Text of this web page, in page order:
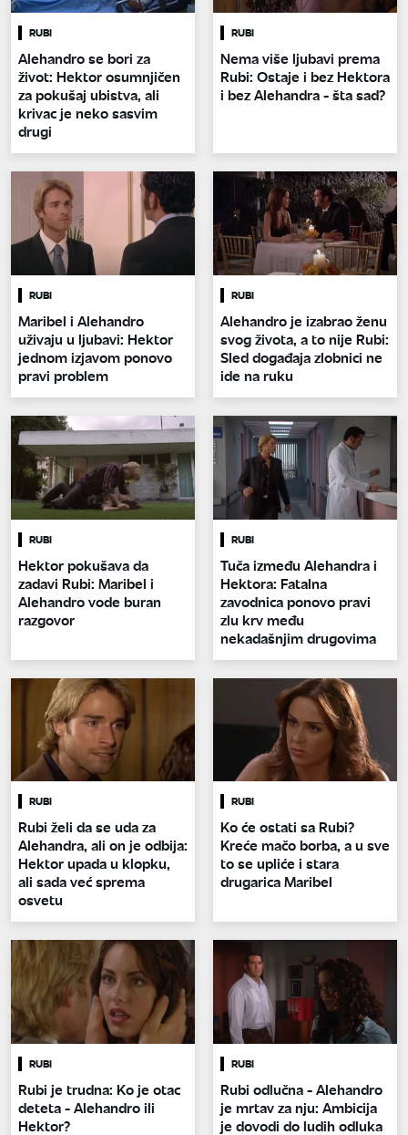
RUBI
Alehandro se bori za
život: Hektor osumnjičen
za pokušaj ubistva, ali
krivac je neko sasvim
drugi
RUBI
Nema više ljubavi prema
Rubi: Ostaje i bez Hektora
i bez Alehandra - šta sad?
RUBI
Maribel i Alehandro
uživaju u ljubavi: Hektor
jednom izjavom ponovo
pravi problem
RUBI
Alehandro je izabrao ženu
svog života, a to nije Rubi:
Sled događaja zlobnici ne
ide na ruku
RUBI
Hektor pokušava da
zadavi Rubi: Maribel i
Alehandro vode buran
razgovor
RUBI
Tuča između Alehandra i
Hektora: Fatalna
zavodnica ponovo pravi
zlu krv među
nekadašnjim drugovima
RUBI
Rubi želi da se uda za
Alehandra, ali on je odbija:
Hektor upada u klopku,
ali sada već sprema
osvetu
RUBI
Ko će ostati sa Rubi?
Kreće mačo borba, a u sve
to se upliće i stara
drugarica Maribel
RUBI
Rubi je trudna: Ko je otac
deteta - Alehandro ili
Hektor?
RUBI
Rubi odlučna - Alehandro
je mrtav za nju: Ambicija
je dovodi do ludih odluka